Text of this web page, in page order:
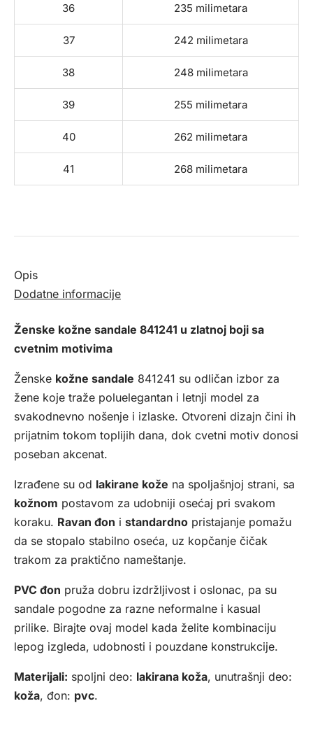
36 235 milimetara
37 242 milimetara
38 248 milimetara
39 255 milimetara
40 262 milimetara
41 268 milimetara
Opis
Dodatne informacije
Ženske kožne sandale 841241 u zlatnoj boji sa
cvetnim motivima
Ženske kožne sandale 841241 su odličan izbor za
žene koje traže poluelegantan i letnji model za
svakodnevno nošenje i izlaske. Otvoreni dizajn čini ih
prijatnim tokom toplijih dana, dok cvetni motiv donosi
poseban akcenat.
Izrađene su od lakirane kože na spoljašnjoj strani, sa
kožnom postavom za udobniji osećaj pri svakom
koraku. Ravan đon i standardno pristajanje pomažu
da se stopalo stabilno oseća, uz kopčanje čičak
trakom za praktično nameštanje.
PVC đon pruža dobru izdržljivost i oslonac, pa su
sandale pogodne za razne neformalne i kasual
prilike. Birajte ovaj model kada želite kombinaciju
lepog izgleda, udobnosti i pouzdane konstrukcije.
Materijali: spoljni deo: lakirana koža, unutrašnji deo:
koža, đon: pvc.